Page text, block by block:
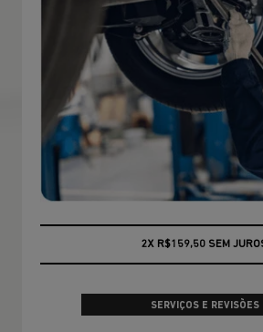
CONSULTE CONDIÇÕES
SERVIÇOS E REVISÕES